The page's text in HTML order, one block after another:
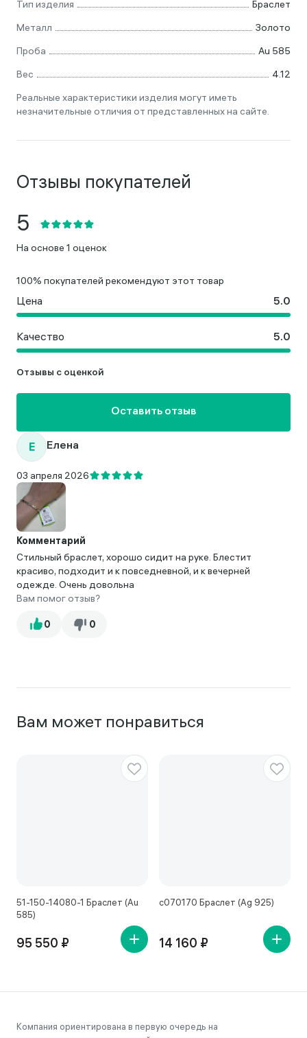
Тип изделия
Браслет
Металл
Золото
Проба
Au 585
Вес
4.12
Реальные характеристики изделия могут иметь
незначительные отличия от представленных на сайте.
Отзывы покупателей
Е Елена
03 апреля 2026
Комментарий
Стильный браслет, хорошо сидит на руке. Блестит
красиво, подходит и к повседневной, и к вечерней
одежде. Очень довольна
Вам помог отзыв?
На основе 1 оценок
100% покупателей рекомендуют этот товар
Цена
Качество
Отзывы с оценкой
Оставить отзыв
Вам может понравиться
51-150-14080-1 Браслет (Au
585)
95 550 ₽
с070170 Браслет (Ag 925)
14 160 ₽
Компания ориентирована в первую очередь на